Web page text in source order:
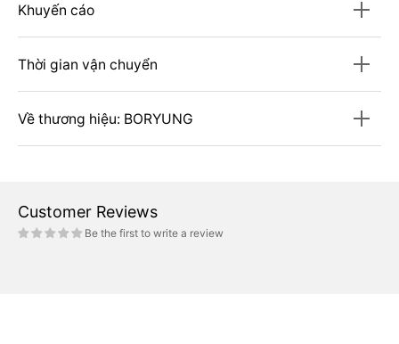
Khuyến cáo
Thời gian vận chuyển
Về thương hiệu: BORYUNG
Customer Reviews
Be the first to write a review